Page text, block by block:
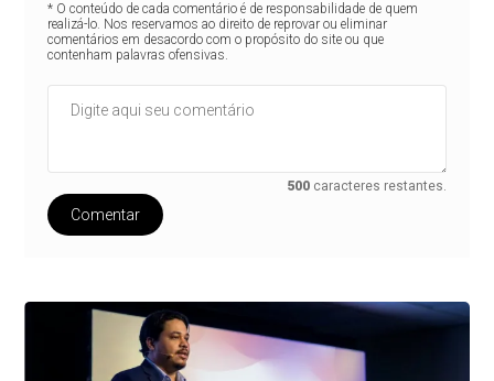
* O conteúdo de cada comentário é de responsabilidade de quem
realizá-lo. Nos reservamos ao direito de reprovar ou eliminar
comentários em desacordo com o propósito do site ou que
contenham palavras ofensivas.
500 caracteres restantes.
Comentar